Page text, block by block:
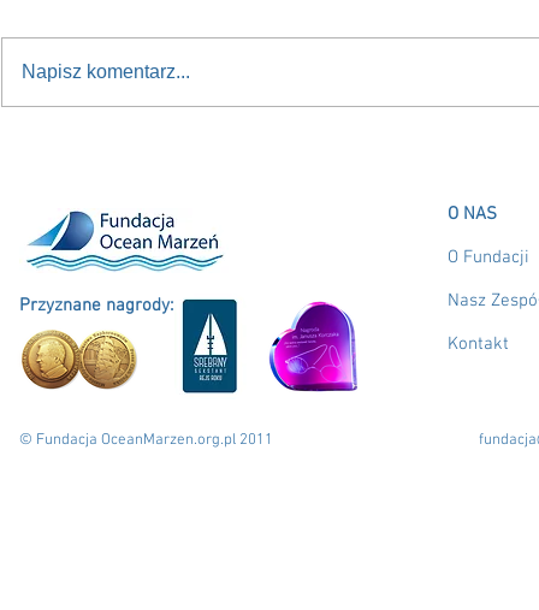
Napisz komentarz...
Przyznane nagrody:
© Fundacja OceanMarzen.org.pl 2011
O NAS
O Fundacji
Nasz
Kontakt